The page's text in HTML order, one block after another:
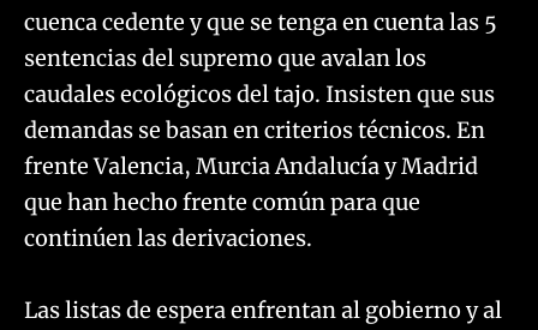
cuenca cedente y que se tenga en cuenta las 5
sentencias del supremo que avalan los
caudales ecológicos del tajo. Insisten que sus
demandas se basan en criterios técnicos. En
frente Valencia, Murcia Andalucía y Madrid
que han hecho frente común para que
continúen las derivaciones.
Las listas de espera enfrentan al gobierno y al